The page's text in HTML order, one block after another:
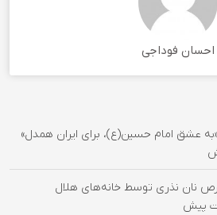
احسان فوداجی
«به عشق امام حسین(ع)، برای ایران همدل»
1 هزار قرص نان نذری توسط خانه‌های هلال